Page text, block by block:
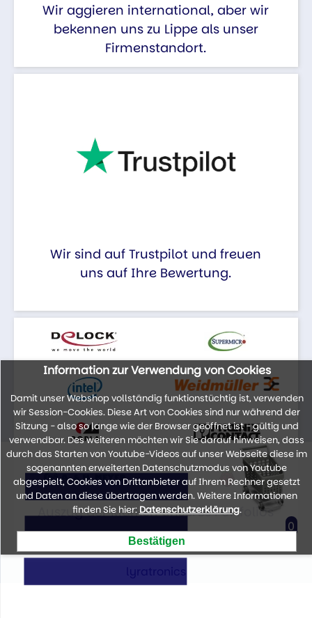
Wir aggieren international, aber wir
bekennen uns zu Lippe als unser
Firmenstandort.
Wir sind auf Trustpilot und freuen
uns auf Ihre Bewertung.
Auszug der Marken unseres Portfolios
Information zur Verwendung von Cookies
Damit unser Webshop vollständig funktionstüchtig ist, verwenden
wir Session-Cookies. Diese Art von Cookies sind nur während der
Sitzung - also so lange wie der Browser geöffnet ist - gültig und
verwendbar. Des weiteren möchten wir Sie darauf hinweisen, dass
durch das Starten von Youtube-Videos auf unser Webseite diese im
sogenannten erweiterten Datenschutzmodus von Youtube
abgespielt, Cookies von Drittanbieter auf Ihrem Rechner gesetzt
und Daten an diese übertragen werden. Weitere Informationen
finden Sie hier: Datenschutzerklärung.
0